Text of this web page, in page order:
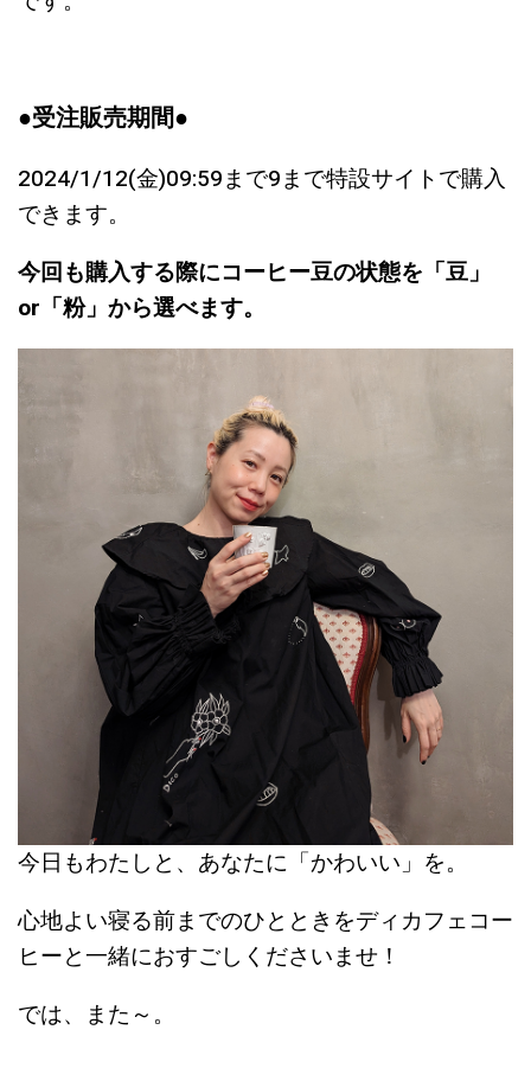
●受注販売期間●
2024/1/12(金)09:59まで9まで特設サイトで購入
できます。
今回も購入する際にコーヒー豆の状態を「豆」
or「粉」から選べます。
今日もわたしと、あなたに「かわいい」を。
心地よい寝る前までのひとときをディカフェコー
ヒーと一緒におすごしくださいませ！
では、また～。